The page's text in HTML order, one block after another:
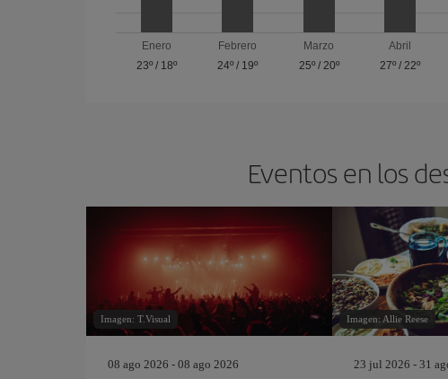
Enero
23º/ 18º
Febrero
24º / 19º
Marzo
25º/ 20º
Abril
27º /22º
Eventos en los
Imagen: T.Visual
08 ago 2026 - 08 ago 2026
Imagen: Allie Reese
23 jul 2026 - 31